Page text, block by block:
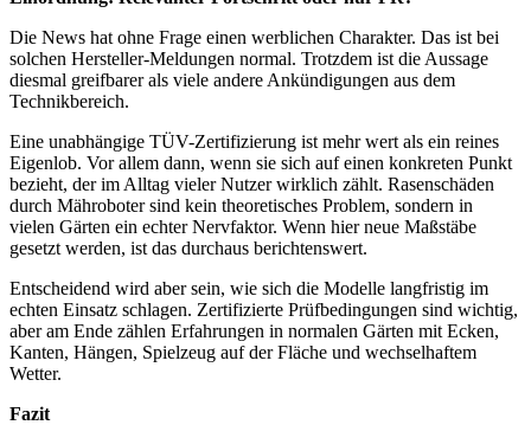
Die News hat ohne Frage einen werblichen Charakter. Das ist bei
solchen Hersteller-Meldungen normal. Trotzdem ist die Aussage
diesmal greifbarer als viele andere Ankündigungen aus dem
Technikbereich.
Eine unabhängige TÜV-Zertifizierung ist mehr wert als ein reines
Eigenlob. Vor allem dann, wenn sie sich auf einen konkreten Punkt
bezieht, der im Alltag vieler Nutzer wirklich zählt. Rasenschäden
durch Mähroboter sind kein theoretisches Problem, sondern in
vielen Gärten ein echter Nervfaktor. Wenn hier neue Maßstäbe
gesetzt werden, ist das durchaus berichtenswert.
Entscheidend wird aber sein, wie sich die Modelle langfristig im
echten Einsatz schlagen. Zertifizierte Prüfbedingungen sind wichtig,
aber am Ende zählen Erfahrungen in normalen Gärten mit Ecken,
Kanten, Hängen, Spielzeug auf der Fläche und wechselhaftem
Wetter.
Fazit